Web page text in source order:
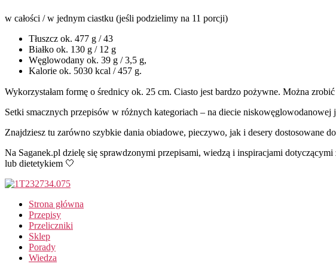
w całości / w jednym ciastku (jeśli podzielimy na 11 porcji)
Tłuszcz ok. 477 g / 43
Białko ok. 130 g / 12 g
Węglowodany ok. 39 g / 3,5 g,
Kalorie ok. 5030 kcal / 457 g.
Wykorzystałam formę o średnicy ok. 25 cm. Ciasto jest bardzo pożywne. Można
Setki smacznych przepisów w różnych kategoriach – na diecie
Znajdziesz tu zarówno szybkie dania obiadowe, pieczywo, jak i desery dostosowane
Na Saganek.pl dzielę się sprawdzonymi przepisami, wiedzą i inspiracjami
lub dietetykiem 🤍
Strona główna
Przepisy
Przeliczniki
Sklep
Porady
Wiedza